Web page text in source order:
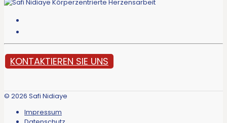
KONTAKTIEREN SIE UNS
© 2026 Safi Nidiaye
Impressum